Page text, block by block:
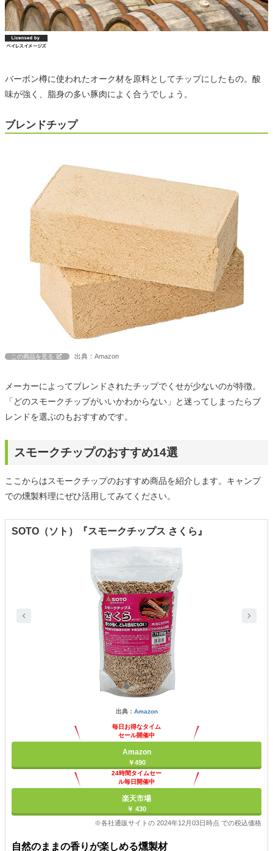
バーボン樽に使われたオーク材を原料としてチップにしたもの。酸
味が強く、脂身の多い豚肉によく合うでしょう。
ブレンドチップ
この商品を見る 出典：Amazon
メーカーによってブレンドされたチップでくせが少ないのが特徴。
「どのスモークチップがいいかわからない」と迷ってしまったらブ
レンドを選ぶのもおすすめです。
スモークチップのおすすめ14選
ここからはスモークチップのおすすめ商品を紹介します。キャンプ
での燻製料理にぜひ活用してみてください。
SOTO（ソト）『スモークチップス さくら』
出典： Amazon
毎日お得なタイム
セール開催中
Amazon
￥490
24時間タイムセー
ル毎日開催中
楽天市場
￥ 430
※各社通販サイトの 2024年12月03日時点 での税込価格
自然のままの香りが楽しめる燻製材